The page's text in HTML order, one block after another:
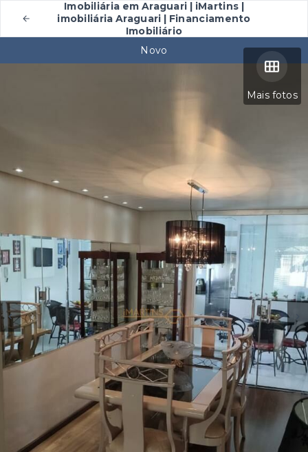
Imobiliária em Araguari | iMartins |
imobiliária Araguari | Financiamento
Imobiliário
Mais fotos
Novo